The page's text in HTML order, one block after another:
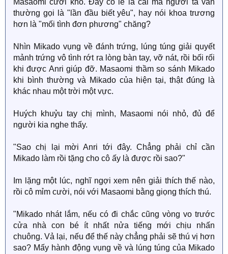
Masaomi cười khổ. Đây có lẽ là cái mà người ta vẫn
thường gọi là "lần đầu biết yêu", hay nói khoa trương
hơn là "mối tình đơn phương" chăng?
Nhìn Mikado vụng về đánh trứng, lúng túng giải quyết
mảnh trứng vô tình rớt ra lòng bàn tay, vỡ nát, rồi bối rối
khi được Anri giúp đỡ. Masaomi thầm so sánh Mikado
khi bình thường và Mikado của hiện tại, thật đúng là
khác nhau một trời một vực.
Huých khuỷu tay chị mình, Masaomi nói nhỏ, đủ để
người kia nghe thấy.
"Sao chị lại mời Anri tới đây. Chẳng phải chỉ cần
Mikado làm rồi tặng cho cô ấy là được rồi sao?"
Im lặng một lúc, nghĩ ngợi xem nên giải thích thế nào,
rồi cô mỉm cười, nói với Masaomi bằng giọng thích thú.
"Mikado nhát lắm, nếu có đi chắc cũng vòng vo trước
cửa nhà con bé ít nhất nửa tiếng mới chịu nhấn
chuông. Vả lại, nếu để thế này chẳng phải sẽ thú vị hơn
sao? Mấy hành động vụng về và lúng túng của Mikado